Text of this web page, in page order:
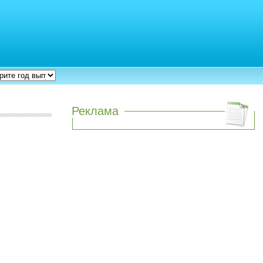
Реклама